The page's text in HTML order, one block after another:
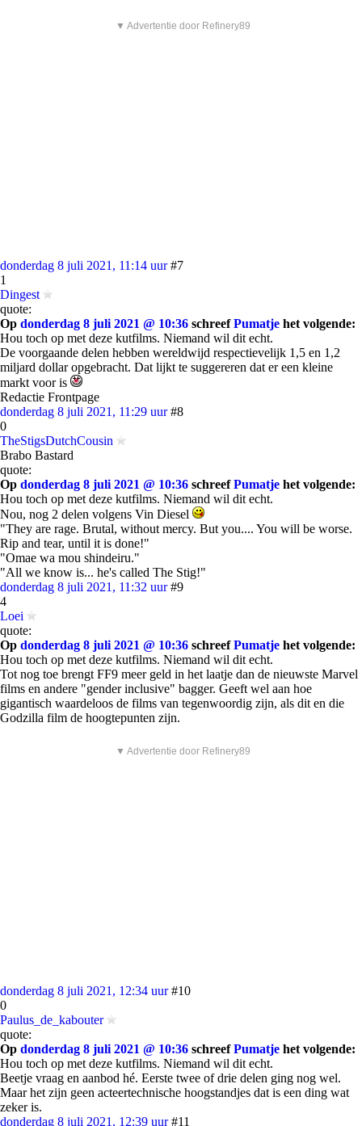
▼ Advertentie door Refinery89
donderdag 8 juli 2021, 11:14 uur #7
1
Dingest
quote:
Op donderdag 8 juli 2021 @ 10:36 schreefPumatje het volgende:
Hou toch op met deze kutfilms. Niemand wil dit echt.
De voorgaande delen hebben wereldwijd respectievelijk 1,5 en 1,2
miljard dollar opgebracht. Dat lijkt te suggereren dat er een kleine
markt voor is
Redactie Frontpage
donderdag 8 juli 2021, 11:29 uur #8
0
TheStigsDutchCousin
Brabo Bastard
quote:
Op donderdag 8 juli 2021 @ 10:36 schreefPumatje het volgende:
Hou toch op met deze kutfilms. Niemand wil dit echt.
Nou, nog 2 delen volgens Vin Diesel
"They are rage. Brutal, without mercy. But you.... You will be worse.
Rip and tear, until it is done!"
"Omae wa mou shindeiru."
"All we know is... he's called The Stig!"
donderdag 8 juli 2021, 11:32 uur #9
4
Loei
quote:
Op donderdag 8 juli 2021 @ 10:36 schreefPumatje het volgende:
Hou toch op met deze kutfilms. Niemand wil dit echt.
Tot nog toe brengt FF9 meer geld in het laatje dan de nieuwste Marvel
films en andere "gender inclusive" bagger. Geeft wel aan hoe
gigantisch waardeloos de films van tegenwoordig zijn, als dit en die
Godzilla film de hoogtepunten zijn.
▼ Advertentie door Refinery89
donderdag 8 juli 2021, 12:34 uur #10
0
Paulus_de_kabouter
quote:
Op donderdag 8 juli 2021 @ 10:36 schreefPumatje het volgende:
Hou toch op met deze kutfilms. Niemand wil dit echt.
Beetje vraag en aanbod hé. Eerste twee of drie delen ging nog wel.
Maar het zijn geen acteertechnische hoogstandjes dat is een ding wat
zeker is.
donderdag 8 juli 2021, 12:39 uur #11